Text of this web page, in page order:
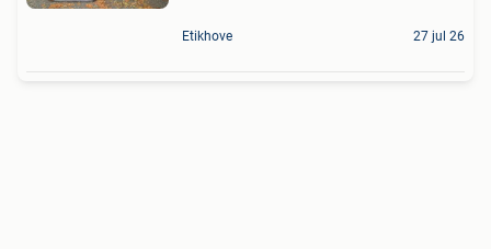
Etikhove 27 jul 26